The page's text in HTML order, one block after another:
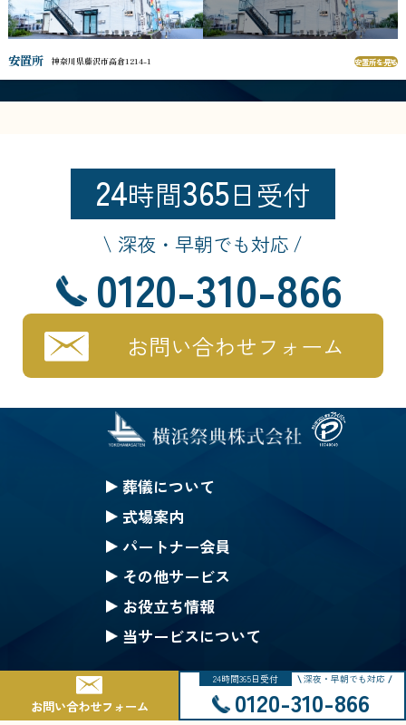
安置所 神奈川県藤沢市高倉1214-1 安置所を見る
24時間365日受付
深夜・早朝でも対応
0120-310-866
お問い合わせフォーム
葬儀について
セレモニークレジット
一般葬
家族葬
一日葬
お別れ葬
ご葬儀の流れ
式場案内
セレモニーホール神奈川
ハートステージ都筑
安置所
式場一覧の案内
南部斎場
パートナー会員
無料会員の特典
果物
仏壇・仏具 選択(一覧)
その他サービス
みんなのちから会員特典
生花等のご注文
お役立ち情報
ご葬儀Q&A
当サービスについて
採用情報
サイトマップ
Copyright © 2002-2025 Yokohama Saiten Co.,Ltd. All rights reserved.
お問い合わせフォーム
24時間365日受付 深夜・早朝でも対応
0120-310-866